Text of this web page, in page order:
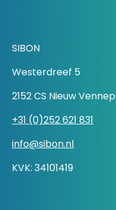
SIBON
Westerdreef 5
2152 CS Nieuw Vennep
+31 (0)252 621 831
info@sibon.nl
KVK: 34101419